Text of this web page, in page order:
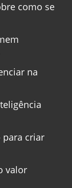
como se
na
para criar
valor